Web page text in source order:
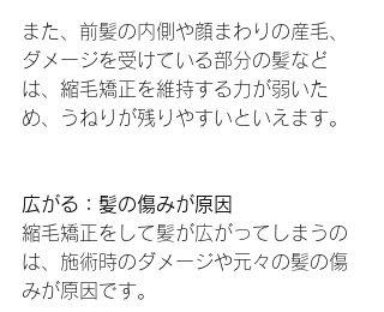
また、前髪の内側や顔まわりの産毛、
ダメージを受けている部分の髪など
は、縮毛矯正を維持する力が弱いた
め、うねりが残りやすいといえます。
広がる：髪の傷みが原因
縮毛矯正をして髪が広がってしまうの
は、施術時のダメージや元々の髪の傷
みが原因です。